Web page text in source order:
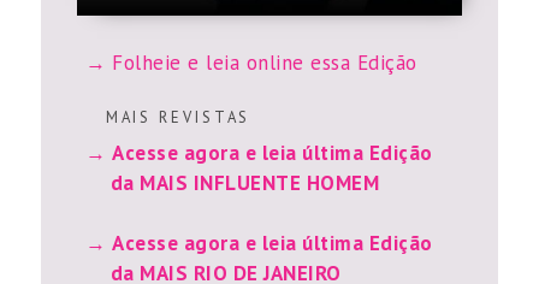
Folheie e leia online essa Edição
M A I S R E V I S T A S
Acesse agora e leia última Edição
da MAIS INFLUENTE HOMEM
Acesse agora e leia última Edição
da MAIS RIO DE JANEIRO